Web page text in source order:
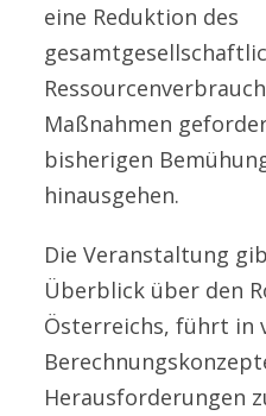
eine Reduktion des
Maßnahmen
bisherigen
hinausgehen.
Die Veranstaltung
Überblick über den
Österreichs, führt in
Herausforderungen